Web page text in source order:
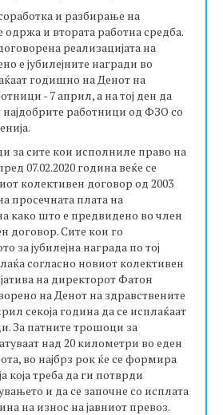
и разбирање на
одржа и втората работна средба.
реализацијата на
е јубилејните награди во
годишно на Денот на
- 7 април, а на тој ден да
работници од ФЗО со
за сите кои исполниле право на
07.02.2020 година веќе се
колективен договор од 2003
просечната плата на
како што е предвидено во член
договор. Сите кои го
за јубилејна награда по тој
согласно новиот колективен
на директорот Фатон
на Денот на здравствените
секоја година да се исплаќаат
За патните трошоци за
над 20 километри во еден
во најбрз рок ќе се формира
која треба да ги потврди
и да се започне со исплата
на износ на јавниот превоз.